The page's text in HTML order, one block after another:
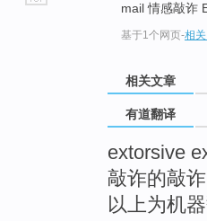
mail 情感敲诈
基于1个网页-相
相关文章
有道翻译
extorsive
敲诈的敲
以上为机